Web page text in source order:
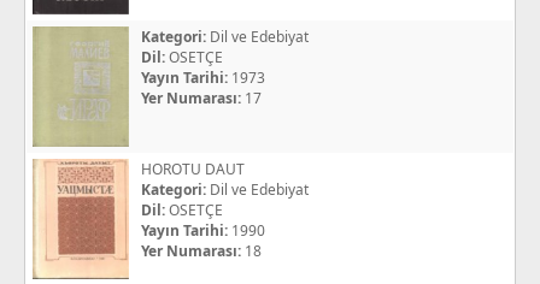
Kategori: Dil ve Edebiyat
Dil:OSETÇE
Yayın Tarihi: 1973
Yer Numarası: 17
HOROTU DAUT
Kategori: Dil ve Edebiyat
Dil:OSETÇE
Yayın Tarihi: 1990
Yer Numarası: 18